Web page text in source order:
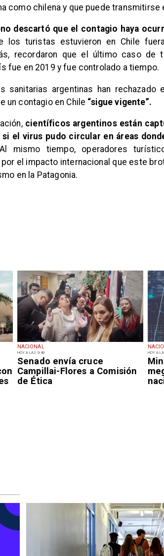
NACIONAL
HOY A LAS 9:49
Senado envía cruce
Campillai-Flores a Comisión
de Ética
HOY A
como chilena y que puede transmitirse
descartó que el contagio haya
los turistas estuvieron en Chile
recordaron que el último caso de
fue en 2019 y fue controlado a tiempo.
sanitarias argentinas han rechazado
un contagio en Chile “sigue vigente”.
científicos argentinos están
si el virus pudo circular en áreas
mismo tiempo, operadores
el impacto internacional que este
en la Patagonia.